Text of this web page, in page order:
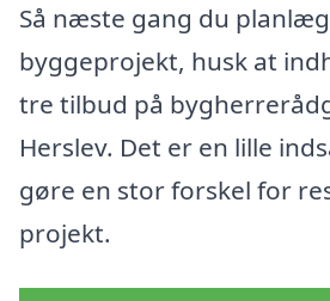
Så næste gang du
byggeprojekt, husk at
tre tilbud på
Herslev. Det er en lille
gøre en stor forskel for
projekt.